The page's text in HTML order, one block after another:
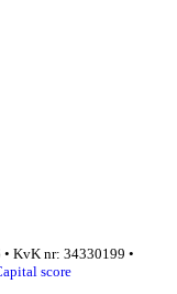
KvK nr: 34330199 •
score